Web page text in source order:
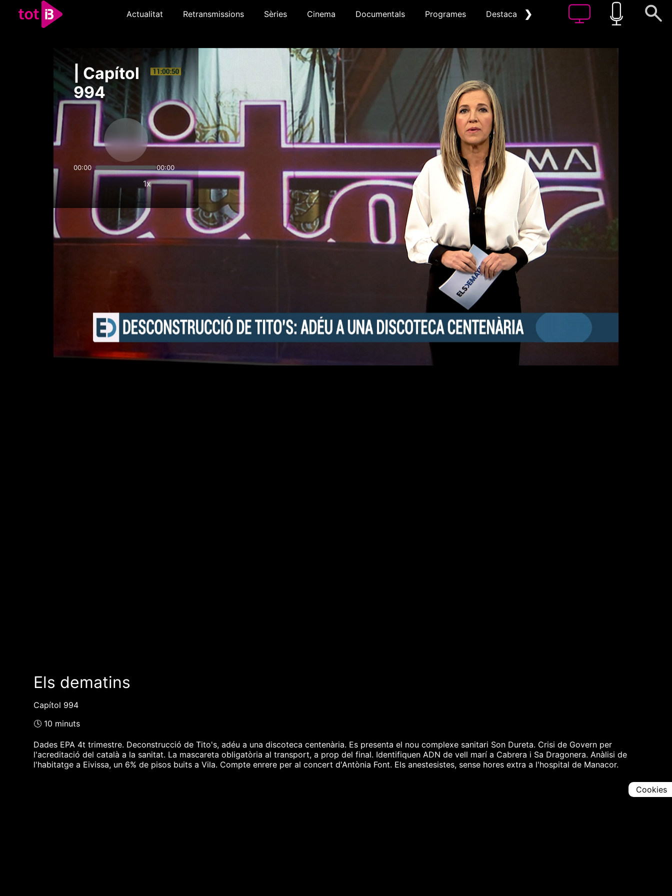
Actualitat Retransmissions Sèries Cinema Documentals Programes Destacat ❯
| Capítol
994
00:00 00:00
1x
Els dematins
Capítol 994
🕓 10 minuts
Dades EPA 4t trimestre. Deconstrucció de Tito's, adéu a una discoteca centenària. Es presenta el nou complexe sanitari Son Dureta. Crisi de Govern per
l'acreditació del català a la sanitat. La mascareta obligatòria al transport, a prop del final. Identifiquen ADN de vell marí a Cabrera i Sa Dragonera. Anàlisi de
l'habitatge a Eivissa, un 6% de pisos buits a Vila. Compte enrere per al concert d'Antònia Font. Els anestesistes, sense hores extra a l'hospital de Manacor.
Cookies